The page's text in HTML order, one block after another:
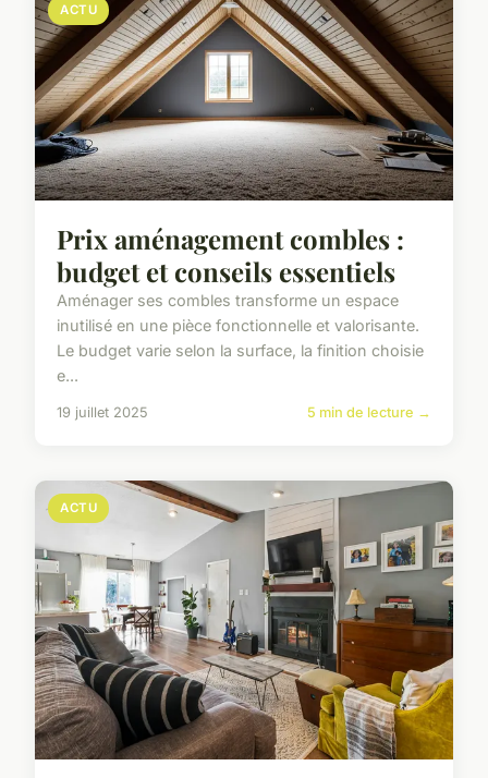
ACTU
Prix aménagement combles :
budget et conseils essentiels
Aménager ses combles transforme un espace
inutilisé en une pièce fonctionnelle et valorisante.
Le budget varie selon la surface, la finition choisie
e...
19 juillet 2025 5 min de lecture →
ACTU